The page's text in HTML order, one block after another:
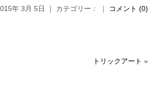
年 3月 5日 ｜ カテゴリー： ｜ コメント (0)
トリックアート »